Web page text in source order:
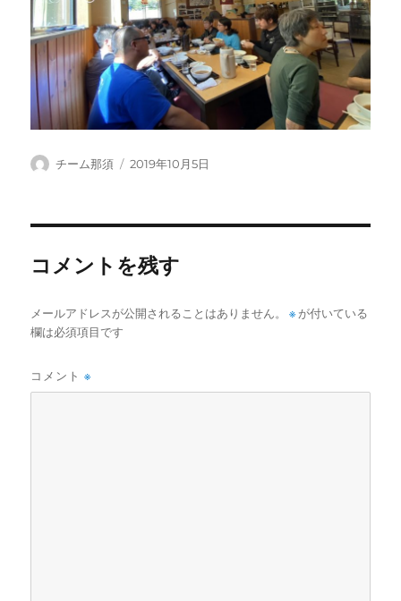
投
チーム那須
投
2019年10月5日
コメントを残す
メールアドレスが公開されることはありません。 ※ が付いている
欄は必須項目です
コメント※